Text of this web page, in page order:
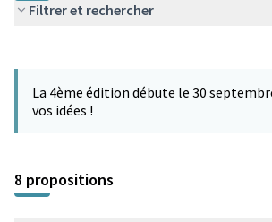
Filtrer et rechercher
−
La 4ème édition débute le 30
vos idées !
8 propositions